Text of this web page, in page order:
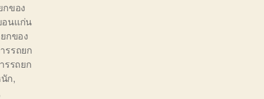
กของ
อนแก่น
กของ
รรถยก
รรถยก
ก,